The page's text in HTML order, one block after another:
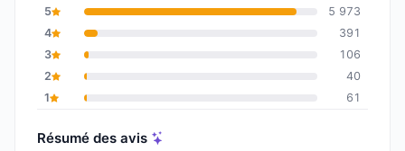
5
5 973
4
391
3
106
2
40
1
61
Résumé des avis